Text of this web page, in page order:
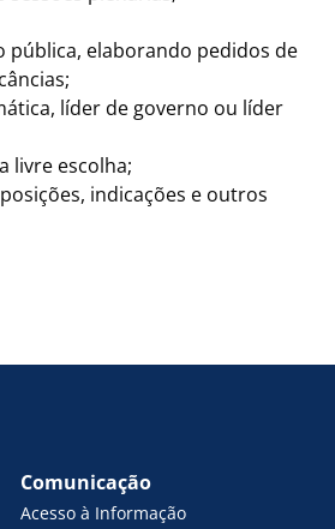
pública, elaborando pedidos de
líder de governo ou líder
livre escolha;
indicações e outros
Comunicação
Acesso à Informação